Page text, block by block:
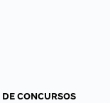
CONCURSOS